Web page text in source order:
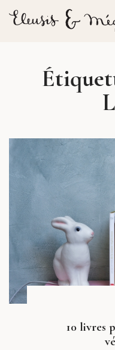
10 livres